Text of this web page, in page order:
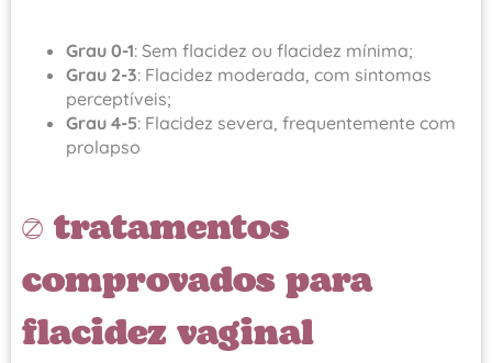
Grau 0-1: Sem flacidez ou flacidez mínima;
Grau 2-3: Flacidez moderada, com sintomas
perceptíveis;
Grau 4-5: Flacidez severa, frequentemente com
prolapso
3 tratamentos
comprovados para
flacidez vaginal